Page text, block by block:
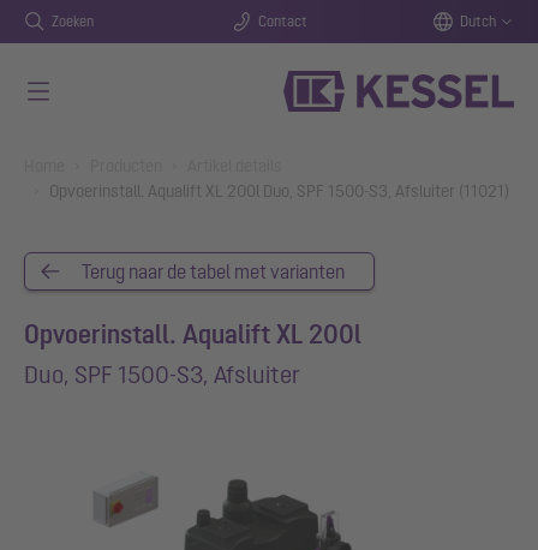
Zoeken Contact Dutch
Opvoerinstall. Aqualift XL 200l Duo, SPF 1500-S3, Afsluiter (11021)
Terug naar de tabel met varianten
Opvoerinstall. Aqualift XL 200l
Duo, SPF 1500-S3, Afsluiter